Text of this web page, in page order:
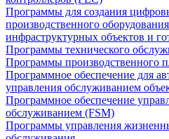
Программы для создания
производственного
инфраструктурных объектов и
Программы технического
Программы производственного
Программное обеспечение для
управления обслуживанием
Программное обеспечение
обслуживанием (FSM)
Программы управления